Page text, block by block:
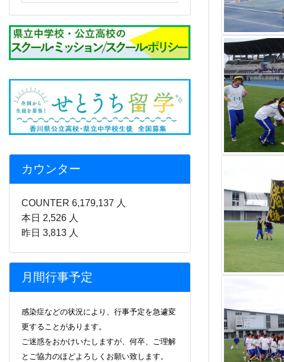
COUNTER 6,179,137 人
昨日 3,813 人
月間行事予定
感染症などの状況により、行事
ご迷惑をおかけいたしますが、何卒、ご理解
とご協力のほどよろしくお願い致します。
７、８月行事予定表.pdf